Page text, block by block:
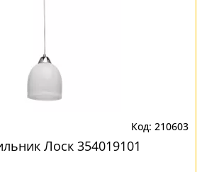
210603
Лоск 354019101